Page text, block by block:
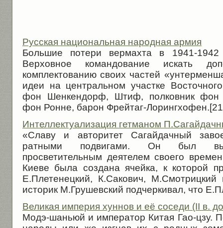
Русская национальная народная армия
Большие потери вермахта в 1941-1942
Верховное командование искать
комплектованию своих частей
идеи на центральном участке
фон Шенкендорф, Штиф, полковник фон
фон Ронне, барон Фрейтаг-
Интеллектуализация гетманом
«Славу и авторитет Сагайдачный
ратными подвигами. Он был
просветительным деятелем своего
Киеве была создана ячейка, к которой
Е.Плетенецкий, К.Сакович, М.Смотрицкий
историк М.Грушевский подчеркивал, что
Великая империя хуннов и её соседи (II в.
Модэ-шаньюй и император Китая Гао-цзу.